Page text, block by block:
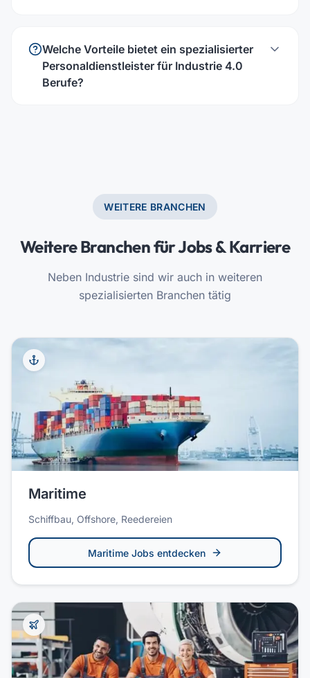
Welche Vorteile bietet ein spezialisierter
Personaldienstleister für Industrie 4.0
Berufe?
WEITERE BRANCHEN
Weitere Branchen für Jobs & Karriere
Neben Industrie sind wir auch in weiteren
spezialisierten Branchen tätig
Maritime
Schiffbau, Offshore, Reedereien
Maritime Jobs entdecken